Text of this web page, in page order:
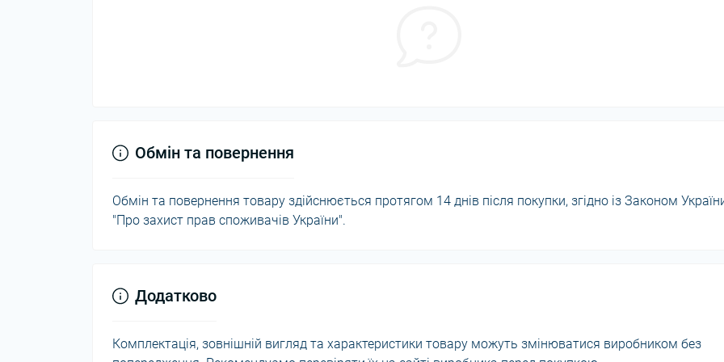
Обмін та повернення
Обмін та повернення товару здійснюється протягом 14 днів після покупки, згідно із Законом
"Про захист прав споживачів України".
Додатково
Комплектація, зовнішній вигляд та характеристики товару можуть змінюватися виробником без